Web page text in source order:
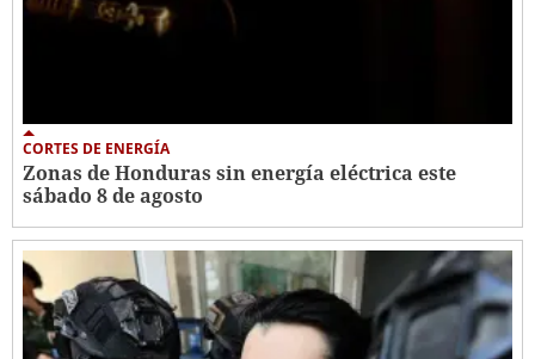
CORTES DE ENERGÍA
Zonas de Honduras sin energía eléctrica este
sábado 8 de agosto